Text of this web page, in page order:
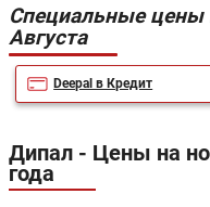
Специальные цены
Августа
Deepal в Кредит
Дипал - Цены на
года